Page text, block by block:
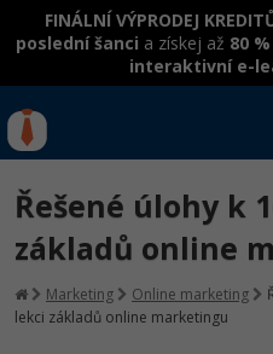
FINÁLNÍ VÝPRODEJ
poslední šanci a získej až 80
interaktivní e-
IT kurzy
Rekvalifikace a
hrazené úřadem práce
Workshopy
IT e-learning
Kurzy IT profesí
Junior programátor
Přihlásit se| Registrovat
Řešené úlohy k
základů online
Marketing Online marketing
lekci základů online marketingu